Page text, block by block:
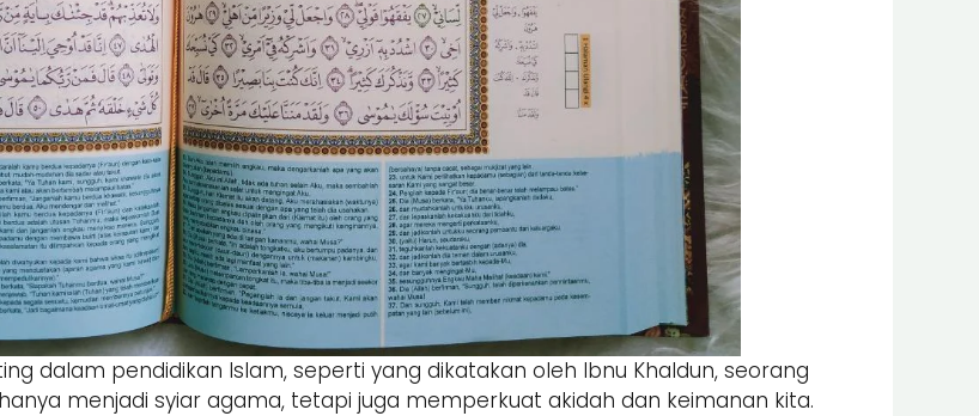
dalam pendidikan Islam, seperti yang dikatakan oleh Ibnu Khaldun, seorang
menjadi syiar agama, tetapi juga memperkuat akidah dan keimanan kita.